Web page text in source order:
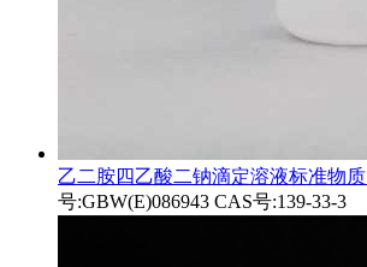
乙二胺四乙酸二钠滴定溶液标准物质
号:GBW(E)086943 CAS号:139-33-3